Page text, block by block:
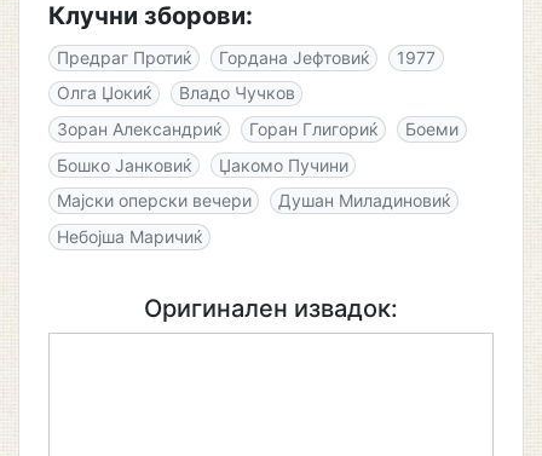
Клучни зборови:
Предраг Протиќ Гордана Јефтовиќ
1977
Олга Џокиќ
Владо Чучков
Зоран Александриќ
Горан Глигориќ
Боеми
Бошко Јанковиќ
Џакомо Пучини
Мајски оперски вечери
Душан Миладиновиќ
Небојша Маричиќ
Оригинален извадок: